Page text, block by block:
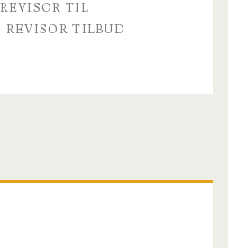
REVISOR TIL
REVISOR TILBUD